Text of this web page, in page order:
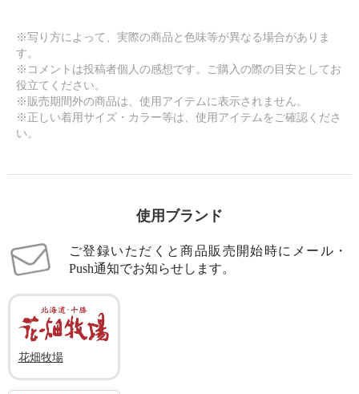
× 商品紹介
※写り方によって、実際の商品と色味等が異なる場合がありま
す。
※コメントは投稿者個人の感想です。ご購入の際の目安としてお
役立てください。
※販売期間外の商品は、使用アイテムに表示されません。
※正しい着用サイズ・カラー等は、使用アイテムをご確認くださ
い。
使用ブランド
ご登録いただくと商品販売開始時にメール・
Push通知でお知らせします。
花畑牧場